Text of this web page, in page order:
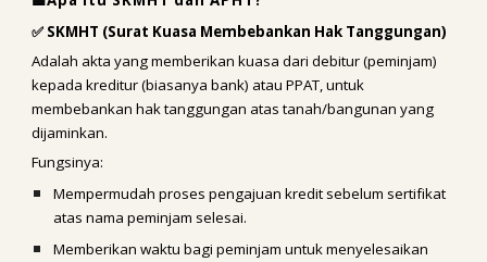
✅ SKMHT (Surat Kuasa Membebankan Hak Tanggungan)
Adalah akta yang memberikan kuasa dari debitur (peminjam)
kepada kreditur (biasanya bank) atau PPAT, untuk
membebankan hak tanggungan atas tanah/bangunan yang
dijaminkan.
Fungsinya:
Mempermudah proses pengajuan kredit sebelum sertifikat
atas nama peminjam selesai.
Memberikan waktu bagi peminjam untuk menyelesaikan